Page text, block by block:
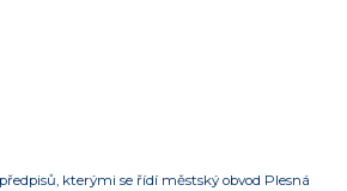
kterými se řídí městský obvod Plesná